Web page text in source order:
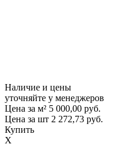
Наличие и цены
уточняйте у менеджеров
Цена за м² 5 000,00 руб.
Цена за шт 2 272,73 руб.
Купить
X